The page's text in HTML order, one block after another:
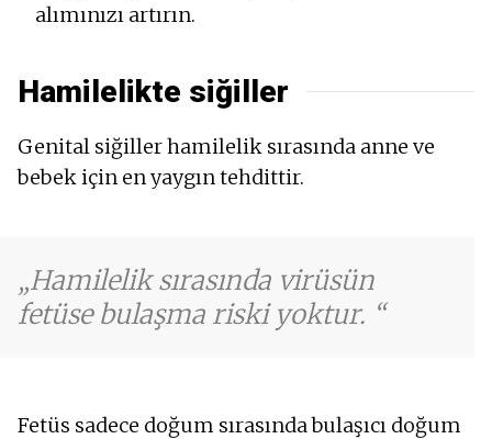
alımınızı artırın.
Hamilelikte siğiller
Genital siğiller hamilelik sırasında anne ve
bebek için en yaygın tehdittir.
Hamilelik sırasında virüsün
fetüse bulaşma riski yoktur.
Fetüs sadece doğum sırasında bulaşıcı doğum